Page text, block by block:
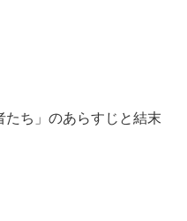
たち」のあらすじと結末